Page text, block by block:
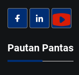
Pautan Pantas